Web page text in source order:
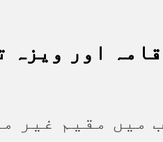
اور ویزہ
میں مقیم غیر